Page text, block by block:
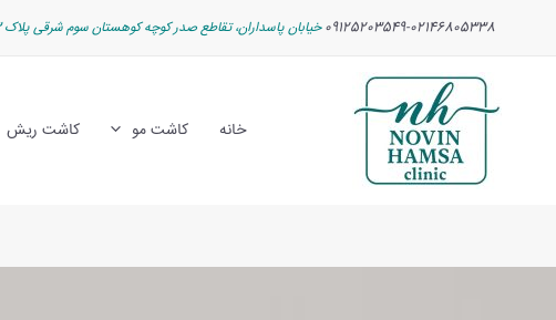
09125203549-02146805338 خیابان پاسداران، تقاطع صدر کوچه کوهستان سوم شرقی پلاک 3
خانه کاشت مو کاشت ریش
نوشته